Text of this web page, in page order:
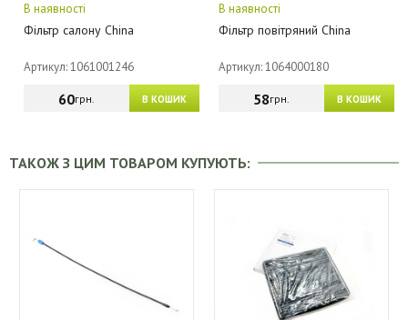
В наявності
Фільтр салону China
Артикул: 1061001246
В КОШИК
60грн.
В наявності
Фільтр повітряний China
Артикул: 1064000180
В КОШИК
58грн.
ТАКОЖ З ЦИМ ТОВАРОМ КУПУЮТЬ: